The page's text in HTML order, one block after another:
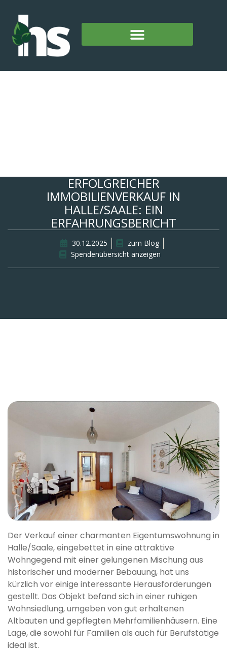
ERFOLGREICHER
IMMOBILIENVERKAUF IN
HALLE/SAALE: EIN
ERFAHRUNGSBERICHT
30.12.2025
zum Blog
Spendenübersicht anzeigen
Der Verkauf einer charmanten Eigentumswohnung in
Halle/Saale, eingebettet in eine attraktive
Wohngegend mit einer gelungenen Mischung aus
historischer und moderner Bebauung, hat uns
kürzlich vor einige interessante Herausforderungen
gestellt. Das Objekt befand sich in einer ruhigen
Wohnsiedlung, umgeben von gut erhaltenen
Altbauten und gepflegten Mehrfamilienhäusern. Eine
Lage, die sowohl für Familien als auch für Berufstätige
ideal ist.